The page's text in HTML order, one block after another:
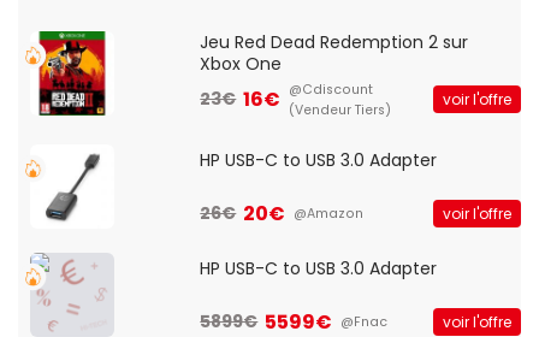
Jeu Red Dead Redemption 2 sur
Xbox One
23€ 16€ @Cdiscount
(Vendeur Tiers)
voir l'offre
HP USB-C to USB 3.0 Adapter
26€ 20€ @Amazon voir l'offre
HP USB-C to USB 3.0 Adapter
5899€ 5599€ @Fnac voir l'offre